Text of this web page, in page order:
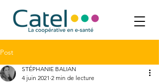
Post
STÉPHANIE BALIAN
4 juin 2021 2 min de lecture